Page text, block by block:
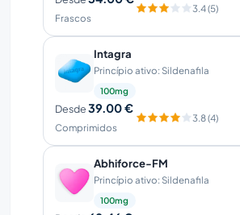
Frascos
3.4 (5)
Intagra
Princípio ativo: Sildenafila
100mg
Desde39.00 €
Comprimidos
3.8 (4)
Abhiforce-FM
Princípio ativo: Sildenafila
100mg